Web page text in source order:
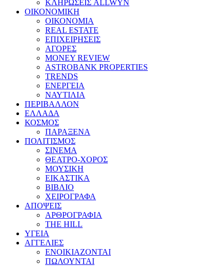
ΚΛΗΡΩΣΕΙΣ ALLWYN
ΟΙΚΟΝΟΜΙΚΗ
ΟΙΚΟΝΟΜΙΑ
REAL ESTATE
ΕΠΙΧΕΙΡΗΣΕΙΣ
ΑΓΟΡΕΣ
MONEY REVIEW
ASTROBANK PROPERTIES
TRENDS
ΕΝΕΡΓΕΙΑ
ΝΑΥΤΙΛΙΑ
ΠΕΡΙΒΑΛΛΟΝ
ΕΛΛΑΔΑ
ΚΟΣΜΟΣ
ΠΑΡΑΞΕΝΑ
ΠΟΛΙΤΙΣΜΟΣ
ΣΙΝΕΜΑ
ΘΕΑΤΡΟ-ΧΟΡΟΣ
ΜΟΥΣΙΚΗ
ΕΙΚΑΣΤΙΚΑ
ΒΙΒΛΙΟ
ΧΕΙΡΟΓΡΑΦΑ
ΑΠΟΨΕΙΣ
ΑΡΘΡΟΓΡΑΦΙΑ
THE HILL
ΥΓΕΙΑ
ΑΓΓΕΛΙΕΣ
ΕΝΟΙΚΙΑΖΟΝΤΑΙ
ΠΩΛΟΥΝΤΑΙ